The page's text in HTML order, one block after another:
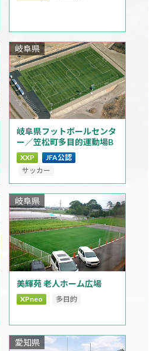
岐阜県フットボールセンタ
ー／笠松町多目的運動場B
岐阜県
XXP
JFA公認
サッカー
美輝苑 老人ホーム広場
岐阜県
XPneo 多目的
愛知県